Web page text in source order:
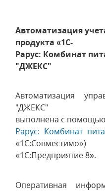
Автоматизация
продукта «1С-
Рарус: Комбинат
"ДЖЕКС"
Автоматизация
"ДЖЕКС"
выполнена с
Рарус: Комбинат
«1С:Предприятие 8».
Оперативная